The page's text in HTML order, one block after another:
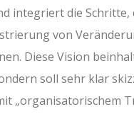
integriert die Schritte,
von
Diese Vision
soll sehr klar
„organisatorischem